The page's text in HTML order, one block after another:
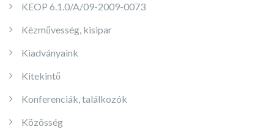
KEOP 6.1.0/A/09-2009-0073
Kézművesség, kisipar
Kiadványaink
Kitekintő
Konferenciák, találkozók
Közösség